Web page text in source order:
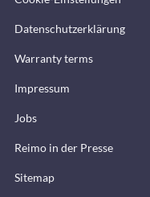
Datenschutzerklärung
Warranty terms
Impressum
Jobs
Reimo in der Presse
Sitemap